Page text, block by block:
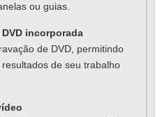
ou guias.
incorporada
de DVD, permitindo
de seu trabalho